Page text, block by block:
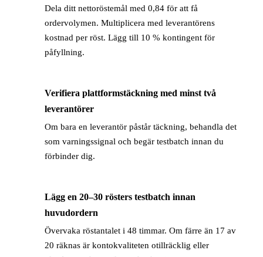
Dela ditt nettoröstemål med 0,84 för att få
ordervolymen. Multiplicera med leverantörens
kostnad per röst. Lägg till 10 % kontingent för
påfyllning.
Verifiera plattformstäckning med minst två
leverantörer
Om bara en leverantör påstår täckning, behandla det
som varningssignal och begär testbatch innan du
förbinder dig.
Lägg en 20–30 rösters testbatch innan
huvudordern
Övervaka röstantalet i 48 timmar. Om färre än 17 av
20 räknas är kontokvaliteten otillräcklig eller